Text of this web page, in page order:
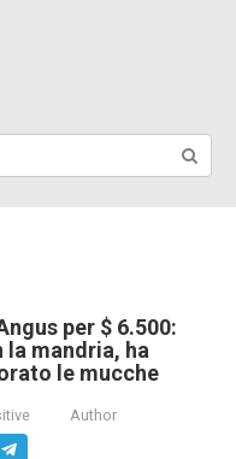
per $ 6.500:
la mandria, ha
le mucche
Author